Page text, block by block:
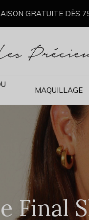
MAQUILLAGE
GRATUITE DÈS